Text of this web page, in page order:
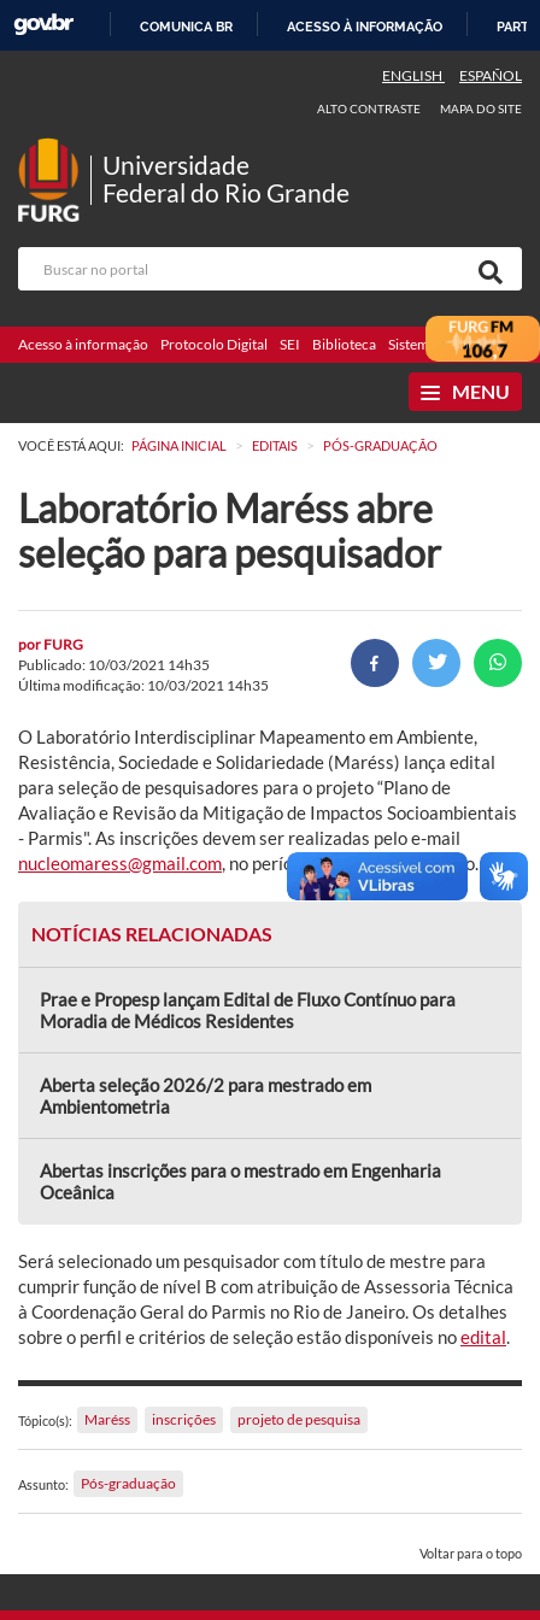
COMUNICA BR ACESSO À INFORMAÇÃO
ENGLISH ESPAÑOL
ALTO CONTRASTE MAPA DO SITE
Universidade
Federal do Rio Grande
Acesso à informação Protocolo Digital SEI Biblioteca Sistemas Webmail
MENU
VOCÊ ESTÁ AQUI: PÁGINA INICIAL > EDITAIS > PÓS-GRADUAÇÃO
Laboratório Maréss abre
seleção para pesquisador
por FURG
Publicado: 10/03/2021 14h35
Última modificação: 10/03/2021 14h35
O Laboratório Interdisciplinar Mapeamento em Ambiente,
Resistência, Sociedade e Solidariedade (Maréss) lança edital
para seleção de pesquisadores para o projeto “Plano de
Avaliação e Revisão da Mitigação de Impactos Socioambientais
- Parmis". As inscrições devem ser realizadas pelo e-mail
nucleomaress@gmail.com , no período de 10 a 15 de março.
NOTÍCIAS RELACIONADAS
Prae e Propesp lançam Edital de Fluxo Contínuo para
Moradia de Médicos Residentes
Aberta seleção 2026/2 para mestrado em
Ambientometria
Abertas inscrições para o mestrado em Engenharia
Oceânica
Será selecionado um pesquisador com título de mestre para
cumprir função de nível B com atribuição de Assessoria Técnica
à Coordenação Geral do Parmis no Rio de Janeiro. Os detalhes
sobre o perfil e critérios de seleção estão disponíveis noedital
Tópico(s): Maréss inscrições projeto de pesquisa
Assunto: Pós-graduação
Voltar para o topo